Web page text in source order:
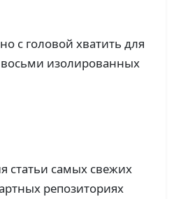
с головой хватить для
изолированных
статьи самых свежих
репозиториях